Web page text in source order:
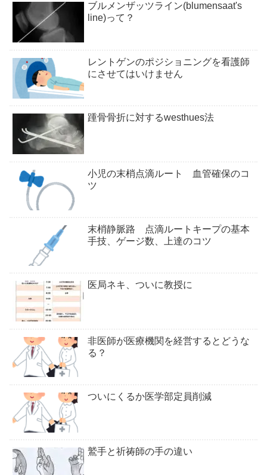
ブルメンザッツライン(blumensaat's
line)って？
レントゲンのポジショニングを看護師
にさせてはいけません
踵骨骨折に対するwesthues法
小児の末梢点滴ルート 血管確保のコ
ツ
末梢静脈路 点滴ルートキープの基本
手技、ゲージ数、上達のコツ
医局ネキ、ついに教授に
非医師が医療機関を経営するとどうな
る？
ついにくるか医学部定員削減
鷲手と祈祷師の手の違い